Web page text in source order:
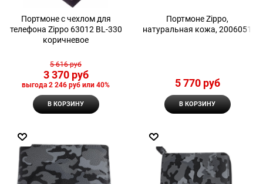
Портмоне с чехлом для
телефона Zippo 63012 BL-330
коричневое
5 616 руб
3 370 руб
выгода 2 246 руб или 40%
В КОРЗИНУ
Портмоне Zippo,
натуральная кожа, 2006051
5 770 руб
В КОРЗИНУ